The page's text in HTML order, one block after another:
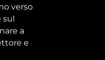
verso
sul
a
e